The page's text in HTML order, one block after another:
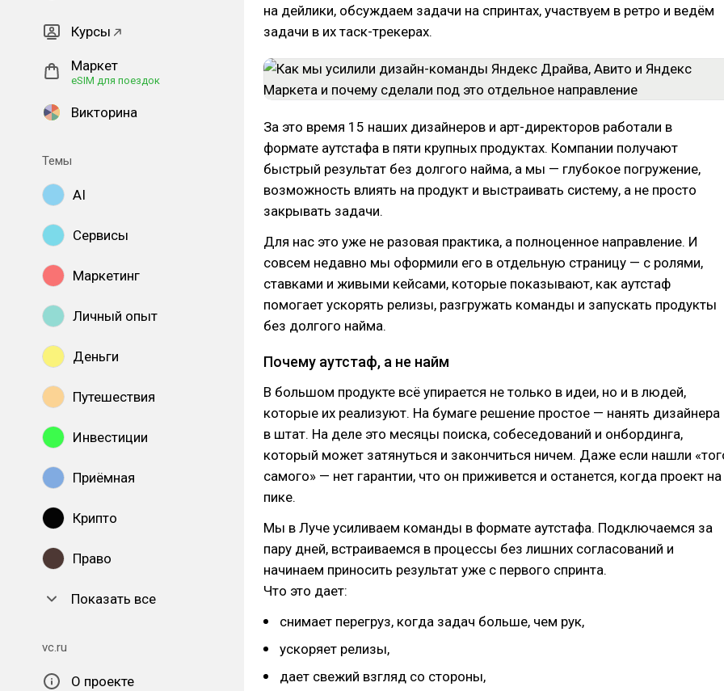
Курсы
Маркет
eSIM для поездок
Викторина
Темы
AI
Сервисы
Маркетинг
Личный опыт
Деньги
Путешествия
Инвестиции
Приёмная
Крипто
Право
Показать все
vc.ru
О проекте
на дейлики, обсуждаем задачи на спринтах, участвуем в ретро и ведём
задачи в их таск-трекерах.
За это время 15 наших дизайнеров и арт-директоров работали в
формате аутстафа в пяти крупных продуктах. Компании получают
быстрый результат без долгого найма, а мы — глубокое погружение,
возможность влиять на продукт и выстраивать систему, а не просто
закрывать задачи.
Для нас это уже не разовая практика, а полноценное направление. И
совсем недавно мы оформили его в отдельную страницу — с ролями,
ставками и живыми кейсами, которые показывают, как аутстаф
помогает ускорять релизы, разгружать команды и запускать продукты
без долгого найма.
Почему аутстаф, а не найм
В большом продукте всё упирается не только в идеи, но и в людей,
которые их реализуют. На бумаге решение простое — нанять дизайнера
в штат. На деле это месяцы поиска, собеседований и онбординга,
который может затянуться и закончиться ничем. Даже если нашли
самого» — нет гарантии, что он приживется и останется, когда проект на
пике.
Мы в Луче усиливаем команды в формате аутстафа. Подключаемся за
пару дней, встраиваемся в процессы без лишних согласований и
начинаем приносить результат уже с первого спринта.
Что это дает:
снимает перегруз, когда задач больше, чем рук,
ускоряет релизы,
дает свежий взгляд со стороны,